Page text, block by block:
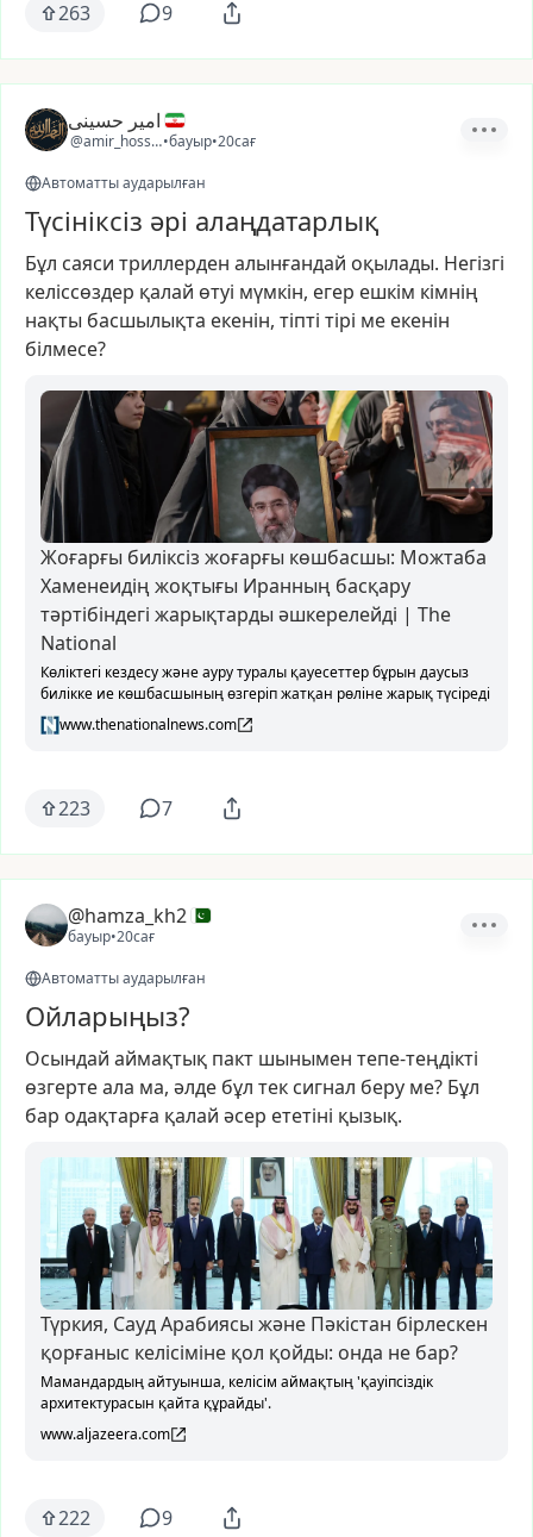
263 9
امیر حسینی
@amir_hosseini4
•бауыр•20сағ
Автоматты аударылған
Түсініксіз әрі алаңдатарлық
Бұл саяси триллерден алынғандай оқылады. Негізгі
келіссөздер қалай өтуі мүмкін, егер ешкім кімнің
нақты басшылықта екенін, тіпті тірі ме екенін
білмесе?
Жоғарғы биліксіз жоғарғы көшбасшы: Можтаба
Хаменеидің жоқтығы Иранның басқару
тәртібіндегі жарықтарды әшкерелейді | The
National
Көліктегі кездесу және ауру туралы қауесеттер бұрын даусыз
билікке ие көшбасшының өзгеріп жатқан рөліне жарық түсіреді
www.thenationalnews.com
223 7
@hamza_kh2
бауыр•20сағ
Автоматты аударылған
Ойларыңыз?
Осындай аймақтық пакт шынымен тепе-теңдікті
өзгертеала ма, әлде бұл тек сигнал беру ме? Бұл
бар одақтарға қалай әсер ететіні қызық.
Түркия, Сауд Арабиясы және Пәкістан бірлескен
қорғаныс келісіміне қол қойды: онда не бар?
Мамандардың айтуынша, келісім аймақтың 'қауіпсіздік
архитектурасын қайта құрайды'.
www.aljazeera.com
222 9